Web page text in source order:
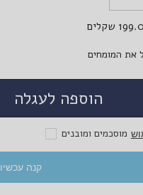
את
הכמות
עבור
Glow
צבעוניות
שקלים
את המומחים
הוספה לעגלה
מוסכמים ומובנים
קנה עכשיו